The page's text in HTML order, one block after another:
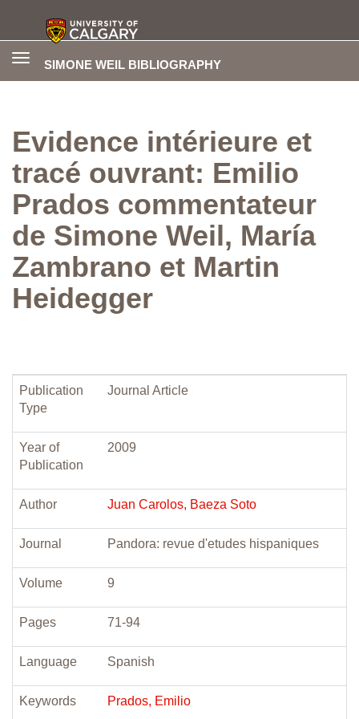
SIMONE WEIL BIBLIOGRAPHY
Toggle
Evidence intérieure et
tracé ouvrant: Emilio
Prados commentateur
de Simone Weil, María
Zambrano et Martin
Heidegger
Publication
Type
Journal Article
Year of
Publication
2009
Author Juan Carolos, Baeza Soto
Journal Pandora: revue d'etudes hispaniques
Volume 9
Pages 71-94
Language Spanish
Keywords Prados, Emilio